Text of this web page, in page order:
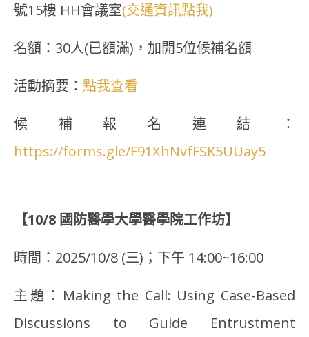
號15樓 HH會議室(交通資訊點我)
名額：30人(已額滿)，加開5位候補名額
活動摘要： 點我查看
候補報名連結：
https://forms.gle/F91XhNvfFSK5UUay5
【10/8 國防醫學大學醫學院工作坊】
時間：2025/10/8 (三)；下午 14:00~16:00
主題：Making the Call: Using Case-Based
Discussions to Guide Entrustment